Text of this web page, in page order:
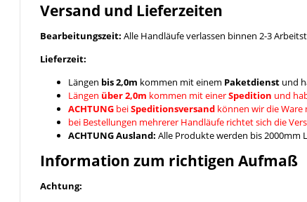
Versand und Lieferzeiten
Bearbeitungszeit: Alle Handläufe verlassen binnen 2-3
Lieferzeit:
Längen bis 2,0m kommen mit einem Paketdienst und
Längen über 2,0m kommen mit einerSpedition und
ACHTUNG beiSpeditionsversand können wir die
bei Bestellungen mehrerer Handläufe richtet sich die
ACHTUNG Ausland: Alle Produkte werden bis 2000mm
Information zum richtigen Aufmaß
Achtung: